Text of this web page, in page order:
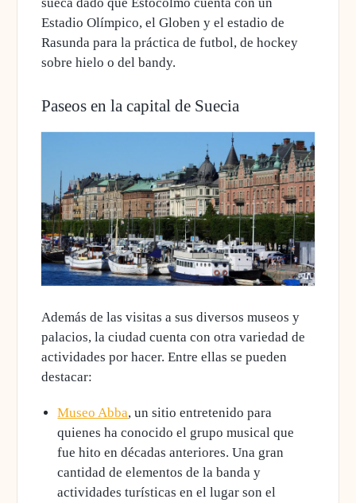
Estadio Olímpico, el Globen y el estadio de
Rasunda para la práctica de futbol, de hockey
sobre hielo o del bandy.
Paseos en la capital de Suecia
Además de las visitas a sus diversos museos y
palacios, la ciudad cuenta con otra variedad de
actividades por hacer. Entre ellas se pueden
destacar:
Museo Abba, un sitio entretenido para
quienes ha conocido el grupo musical que
fue hito en décadas anteriores. Una gran
cantidad de elementos de la banda y
actividades turísticas en el lugar son el